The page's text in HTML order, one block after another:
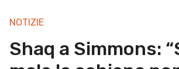
NOTIZIE
Shaq a Simmons: